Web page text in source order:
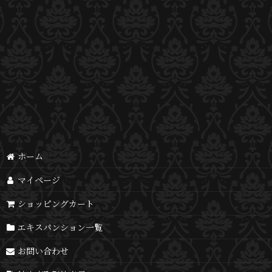
ホーム
マイページ
ショッピングカート
エキスパンション一覧
お問い合わせ